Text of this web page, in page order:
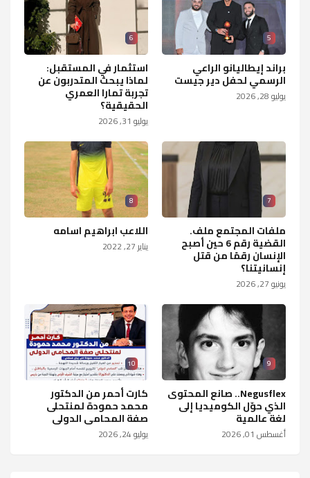
5
براند إيطاليانو الراعي
الرسمي لحفل دير جيست
يوليو 28, 2026
6
استثمار في المستقبل:
لماذا يبحث المتدربون عن
تجربة تمارا العمري
الحقيقية؟
يوليو 31, 2026
7
ملفات المجتمع ملف.
القضية رقم 6 حين أصبح
الإنسان رقمًا من قتل
إنسانيتنا؟
يونيو 27, 2026
8
اللاعب ابراهيم اسامه
يناير 27, 2022
9
Negusflex.. صانع المحتوى
الذي حوّل الكوميديا إلى
لغة عالمية
أغسطس 01, 2026
10
كارت أحمر من الدكتور
محمد حمودة لمنتحلى
صفة المحامى الدولى
يوليو 24, 2026